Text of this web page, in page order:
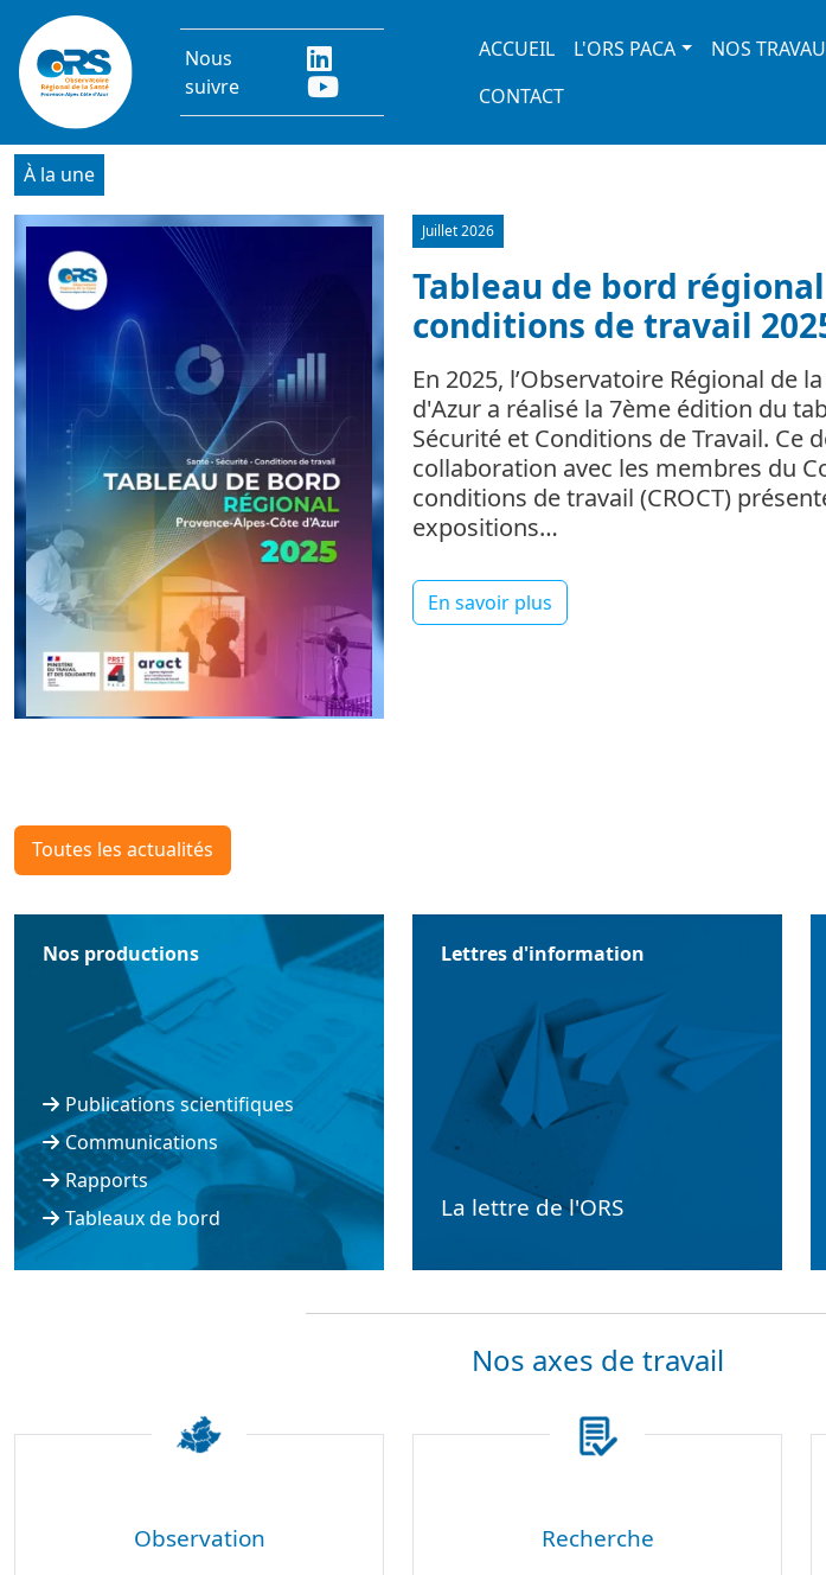
Aller au contenu principal
Nous
suivre
Main navigation
ACCUEIL L'ORS PACA NOS
CONTACT
À la une
Juillet 2026
Tableau de bord
conditions de travail
En 2025, l’Observatoire Régional de
d'Azur a réalisé la 7ème édition du
Sécurité et Conditions de Travail. Ce
collaboration avec les membres du
conditions de travail (CROCT)
expositions…
En savoir plus
Toutes les actualités
Nos productions
Publications scientifiques
Communications
Rapports
Tableaux de bord
Lettres d'information
La lettre de l'ORS
Nos axes de travail
Observation Recherche